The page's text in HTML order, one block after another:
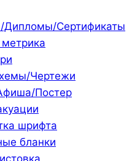
Дипломы/Сертификаты
Чертежи
Постер
шрифта
бланки